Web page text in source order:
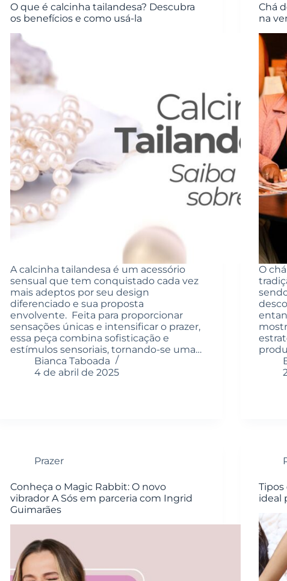
O que é calcinha tailandesa? Descubra
os benefícios e como usá-la
A calcinha tailandesa é um acessório
sensual que tem conquistado cada vez
mais adeptos por seu design
diferenciado e sua proposta
envolvente. Feita para proporcionar
sensações únicas e intensificar o prazer,
essa peça combina sofisticação e
estímulos sensoriais, tornando-se uma…
Bianca Taboada
4 de abril de 2025
Chá
na
O
Prazer
Conheça o Magic Rabbit: O novo
vibrador A Sós em parceria com Ingrid
Guimarães
Tipos
ideal